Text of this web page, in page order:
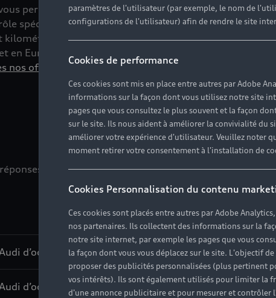
permet d’acquérir un véhicule d’occasion avec les
spécifiques à chaque motorisation
kilométrage illimité
en Europe
nos offres d’entretien, à partir de 19€/mois
Les réponses à
à vos diverses questions autour de l'achat de
d’occasion
d’occasion
paramètres de l'utilisateur (par exemple, le nom de
configurations de l'utilisateur) afin de rendre le site
Cookies de performance
Ces cookies sont mis en place entre autres par Adobe
informations sur la façon dont vous utilisez notre site
pages que vous consultez le plus souvent et la façon
sur le site. Ils nous aident à améliorer la convivialité du
améliorer votre expérience d'utilisateur. Veuillez noter
moment retirer votre consentement à l'installation de
Cookies Personnalisation du contenu
Ces cookies sont placés entre autres par Adobe
nos partenaires. Ils collectent des informations sur la
notre site internet, par exemple les pages que vous
la façon dont vous vous déplacez sur le site. L'objectif de
proposer des publicités personnalisées (plus pertinent
vos intérêts). Ils sont également utilisés pour limiter la
d'une annonce publicitaire et pour mesurer et contrôler